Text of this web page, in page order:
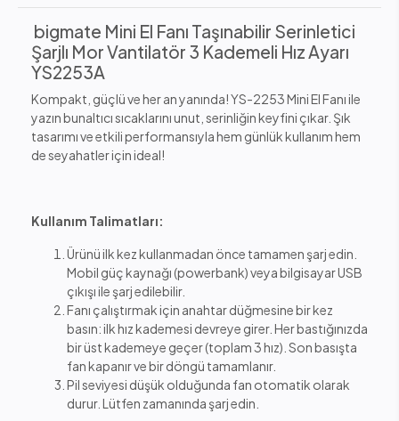
bigmate Mini El Fanı Taşınabilir Serinletici
Şarjlı Mor Vantilatör 3 Kademeli Hız Ayarı
YS2253A
Kompakt, güçlü ve her an yanında! YS-2253 Mini El Fanı ile
yazın bunaltıcı sıcaklarını unut, serinliğin keyfini çıkar. Şık
tasarımı ve etkili performansıyla hem günlük kullanım hem
de seyahatler için ideal!
Kullanım Talimatları:
Ürünü ilk kez kullanmadan önce tamamen şarj edin.
Mobil güç kaynağı (powerbank) veya bilgisayar USB
çıkışı ile şarj edilebilir.
Fanı çalıştırmak için anahtar düğmesine bir kez
basın: ilk hız kademesi devreye girer. Her bastığınızda
bir üst kademeye geçer (toplam 3 hız). Son basışta
fan kapanır ve bir döngü tamamlanır.
Pil seviyesi düşük olduğunda fan otomatik olarak
durur. Lütfen zamanında şarj edin.